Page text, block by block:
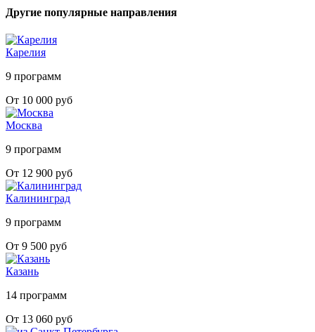
Другие популярные направления
Карелия
9 программ
От 10 000 руб
Москва
9 программ
От 12 900 руб
Калининград
9 программ
От 9 500 руб
Казань
14 программ
От 13 060 руб